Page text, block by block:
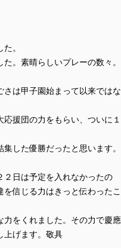
。
。素晴らしいプレーの数々。
は甲⼦園始まって以来ではな
援団の⼒をもらい、ついに１
した優勝だったと思います。
２⽇は予定を⼊れなかったの
信じる⼒はきっと伝わったこ
をくれました。その⼒で慶應
上げます。敬具